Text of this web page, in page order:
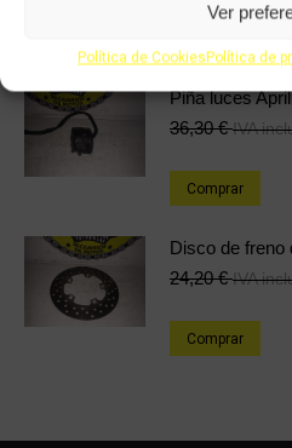
Ver
Política de CookiesPolítica de
Piña luces
36,30€ IVA
Comprar
Disco de freno
24,20€ IVA
Comprar